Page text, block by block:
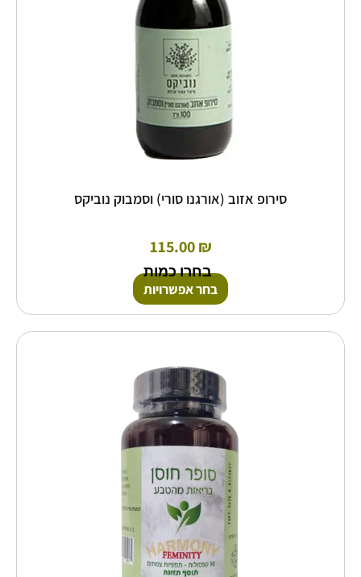
סירופ אזוב (אורגנו סורי) וסמבוק נוביקס
115.00₪
בחרו כמות
בחר אפשרויות
האפשרויות
בעמוד
המוצר
יש
מספר
סוגים.
ניתן
לבחור
את
האפשרויות
בעמוד
המוצר